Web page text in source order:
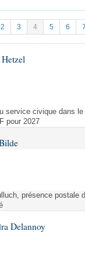
)
2 3 4 5 6
service civique dans
pour 2027
présence postale
Delannoy